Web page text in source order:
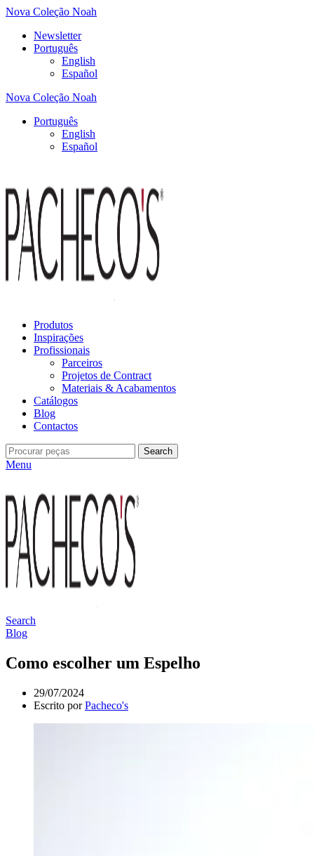
Nova Coleção Noah
Newsletter
Português
English
Español
Nova Coleção Noah
Português
English
Español
Produtos
Inspirações
Profissionais
Parceiros
Projetos de Contract
Materiais & Acabamentos
Catálogos
Blog
Contactos
Search
Menu
Search
Blog
Como escolher um Espelho
29/07/2024
Escrito porPacheco's